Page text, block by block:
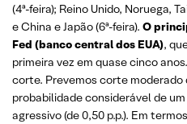
(4ª-feira); Reino Unido, Noruega,
e China e Japão (6ª-feira). O
Fed (banco central dos EUA),
primeira vez em quase cinco
corte. Prevemos corte moderado
probabilidade considerável de
agressivo (de 0,50 p.p.). Em